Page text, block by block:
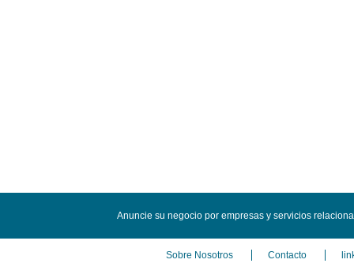
Anuncie su negocio por empresas y servicios
Sobre Nosotros Contacto